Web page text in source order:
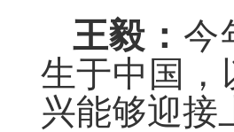
王毅： 今
生于中国，
兴能够迎接